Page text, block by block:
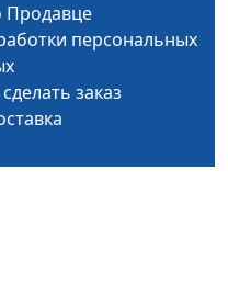
персональных
заказ